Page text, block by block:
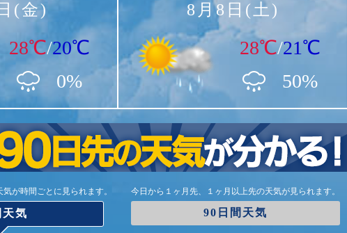
(金)
28℃/20℃
0%
8月8日(土)
28℃/21℃
50%
が時間ごとに見られます。
天気
今日から１ヶ月先、１ヶ月以上先の天気が見られます。
90日間天気